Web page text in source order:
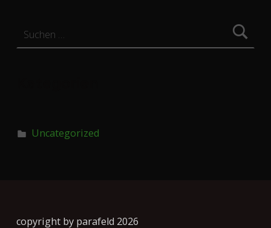
Uncategorized
copyright by parafeld 2026